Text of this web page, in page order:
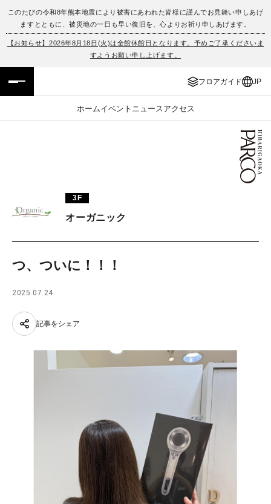
このたびの令和8年熊本地震により被害にあわれた皆様に謹んでお見舞い申しあげ
ますとともに、被災地の一日も早い復旧を、心よりお祈り申しあげます。
【お知らせ】2026年8月18日(火)は全館休館日となります。予めご了承くださいま
すようお願い申し上げます。
フロアガイド JP
ホームイベント ニュース アクセス
フロアガイド
イベント・ポップアップ
ニュース
PARCOメンバーズ
ENGLISH
簡体字
한국어
3F
オーガニック
つ、ついに！！！
2025.07.24
記事をシェア